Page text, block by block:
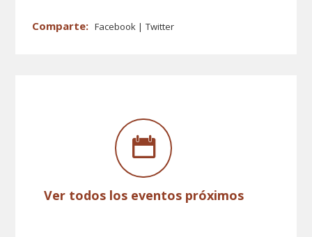
Facebook Twitter
Ver todos los eventos próximos